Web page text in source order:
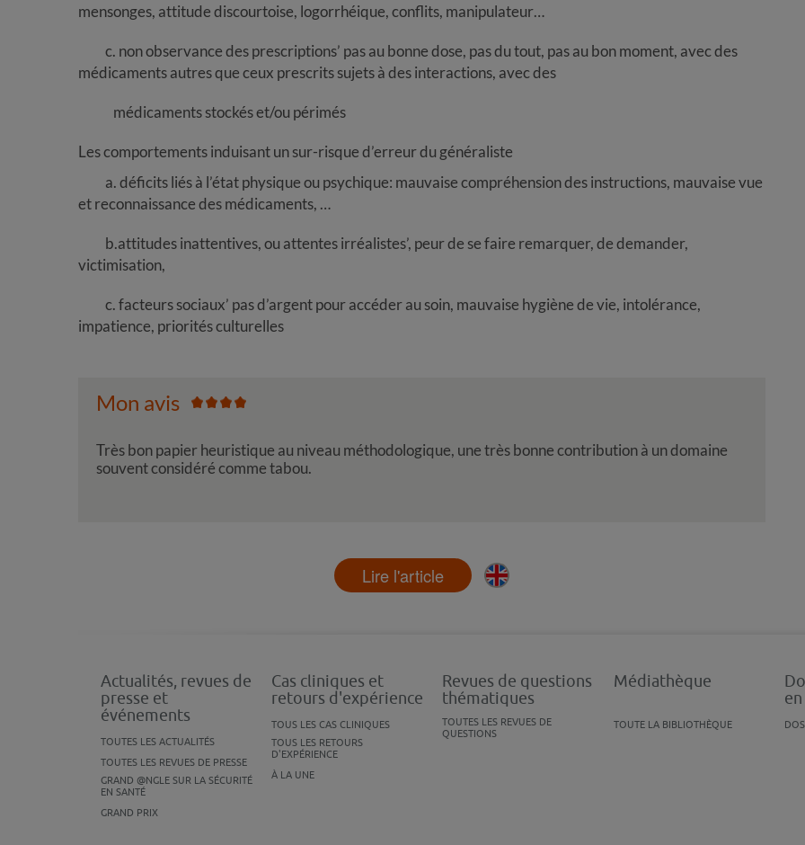
mensonges, attitude discourtoise, logorrhéique, conflits, manipulateur…
c. non observance des prescriptions’ pas au bonne dose, pas du tout, pas au bon moment, avec des
médicaments autres que ceux prescrits sujets à des interactions, avec des
médicaments stockés et/ou périmés
Les comportements induisant un sur-risque d’erreur du généraliste
a. déficits liés à l’état physique ou psychique: mauvaise compréhension des instructions, mauvaise vue
et reconnaissance des médicaments, …
b.attitudes inattentives, ou attentes irréalistes’, peur de se faire remarquer, de demander,
victimisation,
c. facteurs sociaux’ pas d’argent pour accéder au soin, mauvaise hygiène de vie, intolérance,
impatience, priorités culturelles
Mon avis
Très bon papier heuristique au niveau méthodologique, une très bonne contribution à un domaine
souvent considéré comme tabou.
Lire l'article
Actualités, revues de
presse et
événements
TOUTES LES ACTUALITÉS
TOUTES LES REVUES DE PRESSE
GRAND @NGLE SUR LA SÉCURITÉ
EN SANTÉ
GRAND PRIX
Cas cliniques et
retours d'expérience
TOUS LES CAS CLINIQUES
TOUS LES RETOURS
D'EXPÉRIENCE
À LA UNE
Revues de questions
thématiques
TOUTES LES REVUES DE
QUESTIONS
Médiathèque
TOUTE LA BIBLIOTHÈQUE